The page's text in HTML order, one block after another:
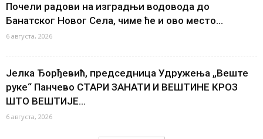
Почели радови на изградњи водовода до
Банатског Новог Села, чиме ће и ово место...
6 августа, 2026
Јелка Ђорђевић, председница Удружења „Веште
руке“ Панчево СТАРИ ЗАНАТИ И ВЕШТИНЕ КРОЗ
ШТО ВЕШТИЈЕ...
6 августа, 2026